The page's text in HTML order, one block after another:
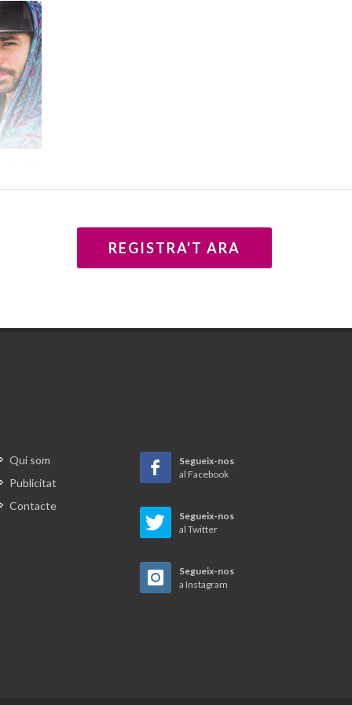
REGISTRA'T ARA
Qui som
Publicitat
Contacte
Segueix-nos
al Facebook
Segueix-nos
al Twitter
Segueix-nos
a Instagram